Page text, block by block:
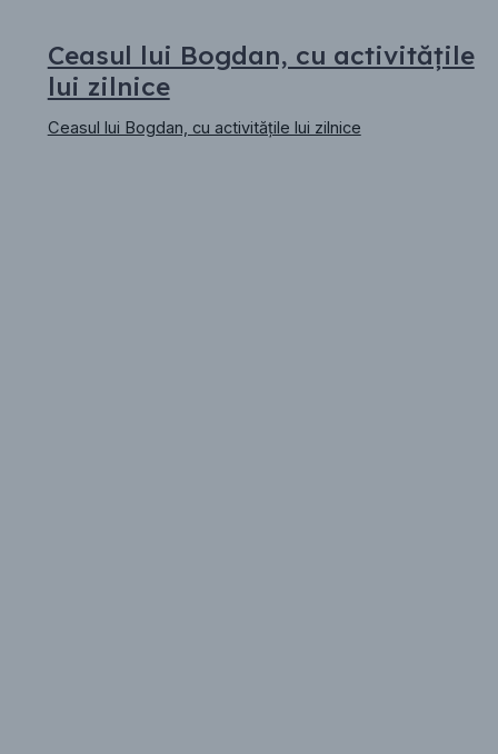
Ceasul lui Bogdan, cu activitățile
lui zilnice
Ceasul lui Bogdan, cu activitățile lui zilnice